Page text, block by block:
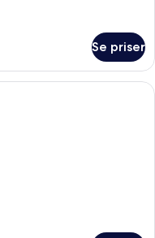
Se priser
med seng,